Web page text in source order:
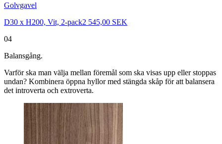
Golvgavel
D30 x H200, Vit, 2-pack2 545,00 SEK
04
Balansgång.
Varför ska man välja mellan föremål som ska visas upp eller stoppas
undan? Kombinera öppna hyllor med stängda skåp för att balansera
det introverta och extroverta.